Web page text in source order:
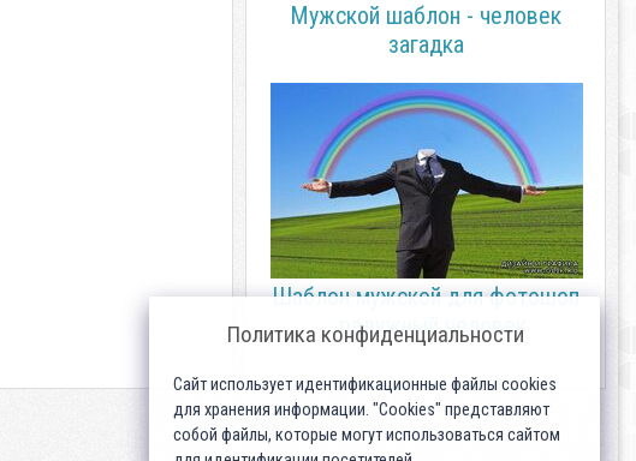
Мужской шаблон - человек
загадка
Шаблон мужской для фотошоп
- радужный человек
Политика конфиденциальности
Сайт использует идентификационные файлы cookies
для хранения информации. "Cookies" представляют
собой файлы, которые могут использоваться сайтом